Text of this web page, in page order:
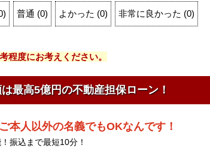
) 普通 (0) よかった (0) 非常に良かった (0)
程度にお考えください。
最高5億円の不動産担保ローン！
本人以外の名義でもOKなんです！
振込まで最短10分！